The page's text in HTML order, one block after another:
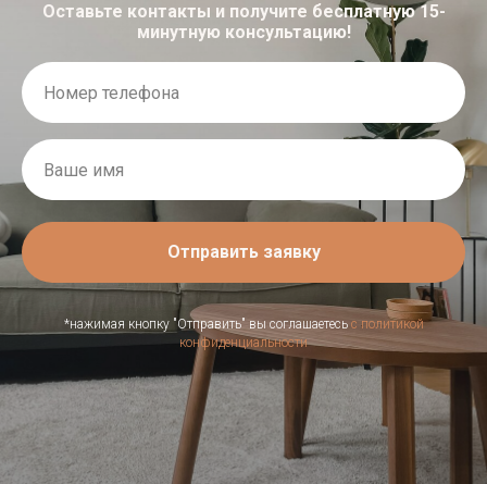
Оставьте контакты и получите бесплатную 15-
минутную консультацию!
Отправить заявку
*нажимая кнопку "Отправить" вы соглашаетесь с политикой
конфиденциальности